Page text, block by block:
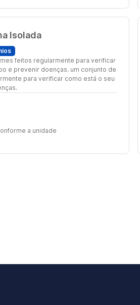
Isolada
feitos regularmente para verificar
e prevenir doenças. um conjunto de
para verificar como está o seu
a unidade